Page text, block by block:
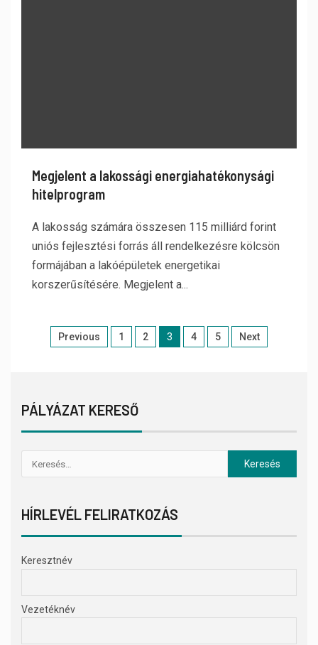
Megjelent a lakossági energiahatékonysági
hitelprogram
A lakosság számára összesen 115 milliárd forint
uniós fejlesztési forrás áll rendelkezésre kölcsön
formájában a lakóépületek energetikai
korszerűsítésére. Megjelent a...
Previous 1 2 3 4 5 Next
PÁLYÁZAT KERESŐ
HÍRLEVÉL FELIRATKOZÁS
Keresztnév
Vezetéknév